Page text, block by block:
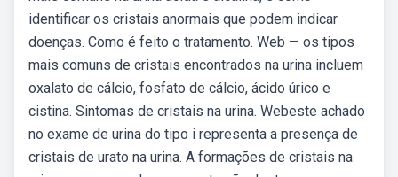
identificar os cristais anormais que podem indicar
doenças. Como é feito o tratamento. Web — os tipos
mais comuns de cristais encontrados na urina incluem
oxalato de cálcio, fosfato de cálcio, ácido úrico e
cistina. Sintomas de cristais na urina. Webeste achado
no exame de urina do tipo i representa a presença de
cristais de urato na urina. A formações de cristais na